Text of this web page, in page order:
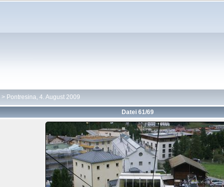
> Pontresina, 4. August 2009
Datei 61/69